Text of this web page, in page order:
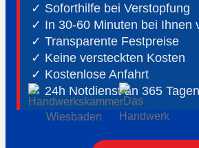
✓ Soforthilfe bei Verstopfung
✓ In 30-60 Minuten bei Ihnen
✓ ⁠Transparente Festpreise
✓ Keine versteckten Kosten
✓ Kostenlose Anfahrt
✓ ⁠24h Notdienst an 365 Tagen